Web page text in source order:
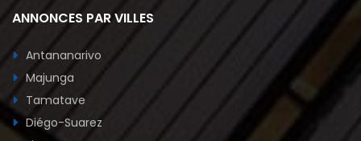
ANNONCES PAR VILLES
Antananarivo
Majunga
Tamatave
Diégo-Suarez